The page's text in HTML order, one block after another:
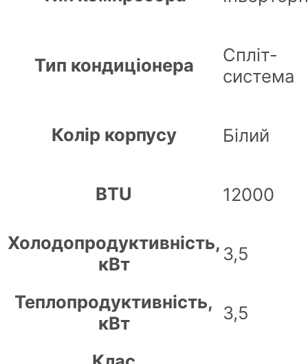
Тип кондиціонера
Спліт-
система
Колір корпусу Білий
BTU 12000
Холодопродуктивність,
кВт
3,5
Теплопродуктивність,
кВт
3,5